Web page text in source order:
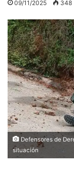
09/11/2025 348
Defensores de
situación